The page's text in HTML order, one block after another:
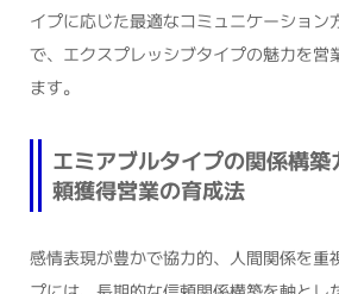
イプに応じた最適なコミュニケーション
で、エクスプレッシブタイプの魅力を営
ます。
エミアブルタイプの関係構
頼獲得営業の育成法
感情表現が豊かで協力的、人間関係を重